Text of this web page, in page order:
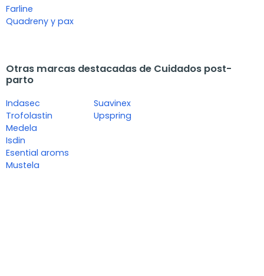
Farline
Quadreny y pax
Otras marcas destacadas de Cuidados post-
parto
Indasec
Trofolastin
Medela
Isdin
Esential aroms
Mustela
Suavinex
Upspring